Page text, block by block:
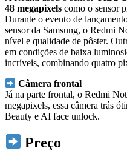
48 megapixels como o sensor
Durante o evento de
sensor da Samsung, o Redmi
nível e qualidade de pôster.
em condições de baixa
incríveis, combinando quatro
Câmera frontal
Já na parte frontal, o Redmi
megapixels, essa câmera trás
Beauty e AI face unlock.
Preço